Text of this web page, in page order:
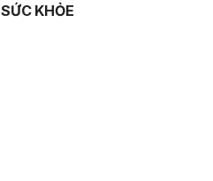
Cấp Cứu: 115
SỨC KHỎE